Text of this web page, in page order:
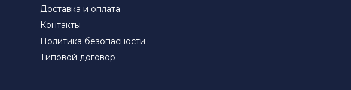
Доставка и оплата
Контакты
Политика безопасности
Типовой договор